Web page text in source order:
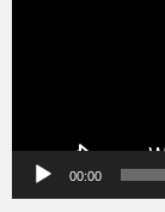
00:00